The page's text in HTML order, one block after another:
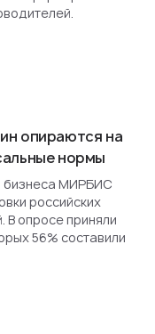
опираются на
нормы
бизнеса МИРБИС
российских
В опросе приняли
56% составили